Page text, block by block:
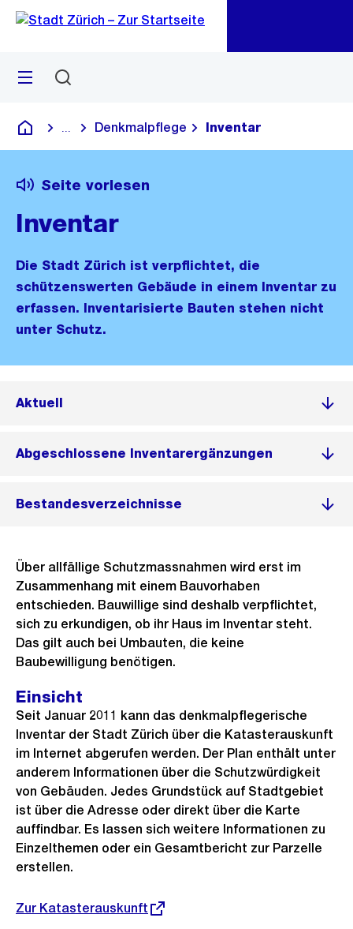
Navigation
Sprunglink
Menü
Deutsch
Blende alle Breadcrumbs ein
Denkmalpflege Inventar
Seite vorlesen
Inventar
Die Stadt Zürich ist verpflichtet, die
schützenswerten Gebäude in einem Inventar zu
erfassen. Inventarisierte Bauten stehen nicht
unter Schutz.
Aktuell
Abgeschlossene Inventarergänzungen
Bestandesverzeichnisse
Über allfällige Schutzmassnahmen wird erst im
Zusammenhang mit einem Bauvorhaben
entschieden. Bauwillige sind deshalb verpflichtet,
sich zu erkundigen, ob ihr Haus im Inventar steht.
Das gilt auch bei Umbauten, die keine
Baubewilligung benötigen.
Einsicht
Seit Januar 2011 kann das denkmalpflegerische
Inventar der Stadt Zürich über die Katasterauskunft
im Internet abgerufen werden. Der Plan enthält unter
anderem Informationen über die Schutzwürdigkeit
von Gebäuden. Jedes Grundstück auf Stadtgebiet
ist über die Adresse oder direkt über die Karte
auffindbar. Es lassen sich weitere Informationen zu
Einzelthemen oder ein Gesamtbericht zur Parzelle
erstellen.
Externer
Zur Katasterauskunft